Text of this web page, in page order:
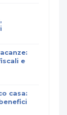
e
casa: